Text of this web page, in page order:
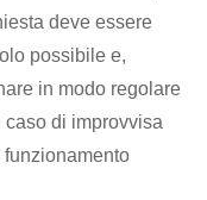
deve essere
possibile e,
in modo regolare
di improvvisa